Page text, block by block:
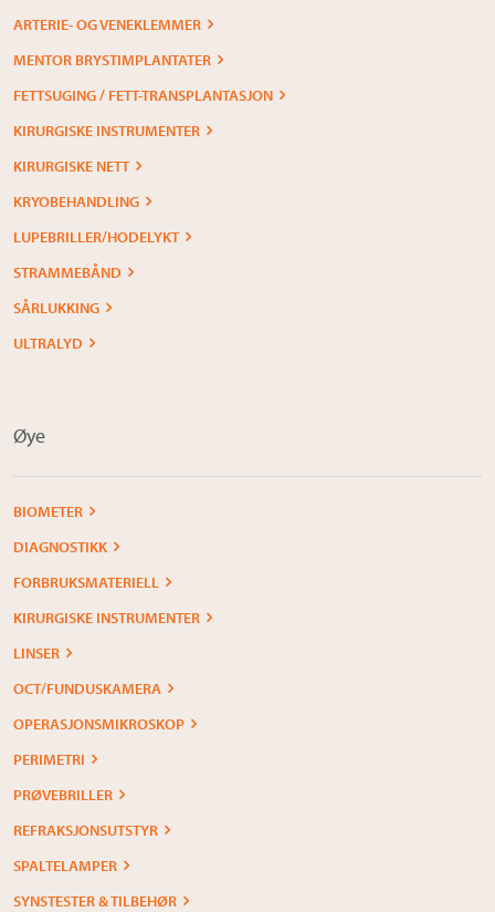
ARTERIE- OG VENEKLEMMER
MENTOR BRYSTIMPLANTATER
FETTSUGING / FETT-TRANSPLANTASJON
KIRURGISKE INSTRUMENTER
KIRURGISKE NETT
KRYOBEHANDLING
LUPEBRILLER/HODELYKT
STRAMMEBÅND
SÅRLUKKING
ULTRALYD
Øye
BIOMETER
DIAGNOSTIKK
FORBRUKSMATERIELL
KIRURGISKE INSTRUMENTER
LINSER
OCT/FUNDUSKAMERA
OPERASJONSMIKROSKOP
PERIMETRI
PRØVEBRILLER
REFRAKSJONSUTSTYR
SPALTELAMPER
SYNSTESTER & TILBEHØR